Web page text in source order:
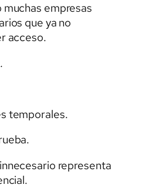
empresas
que ya no
acceso.
temporales.
representa